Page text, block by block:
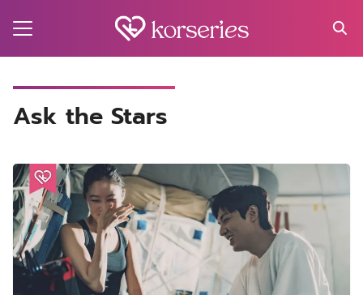
Ask the Stars